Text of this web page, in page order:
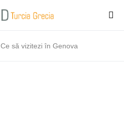
Ce să vizitezi în Genova